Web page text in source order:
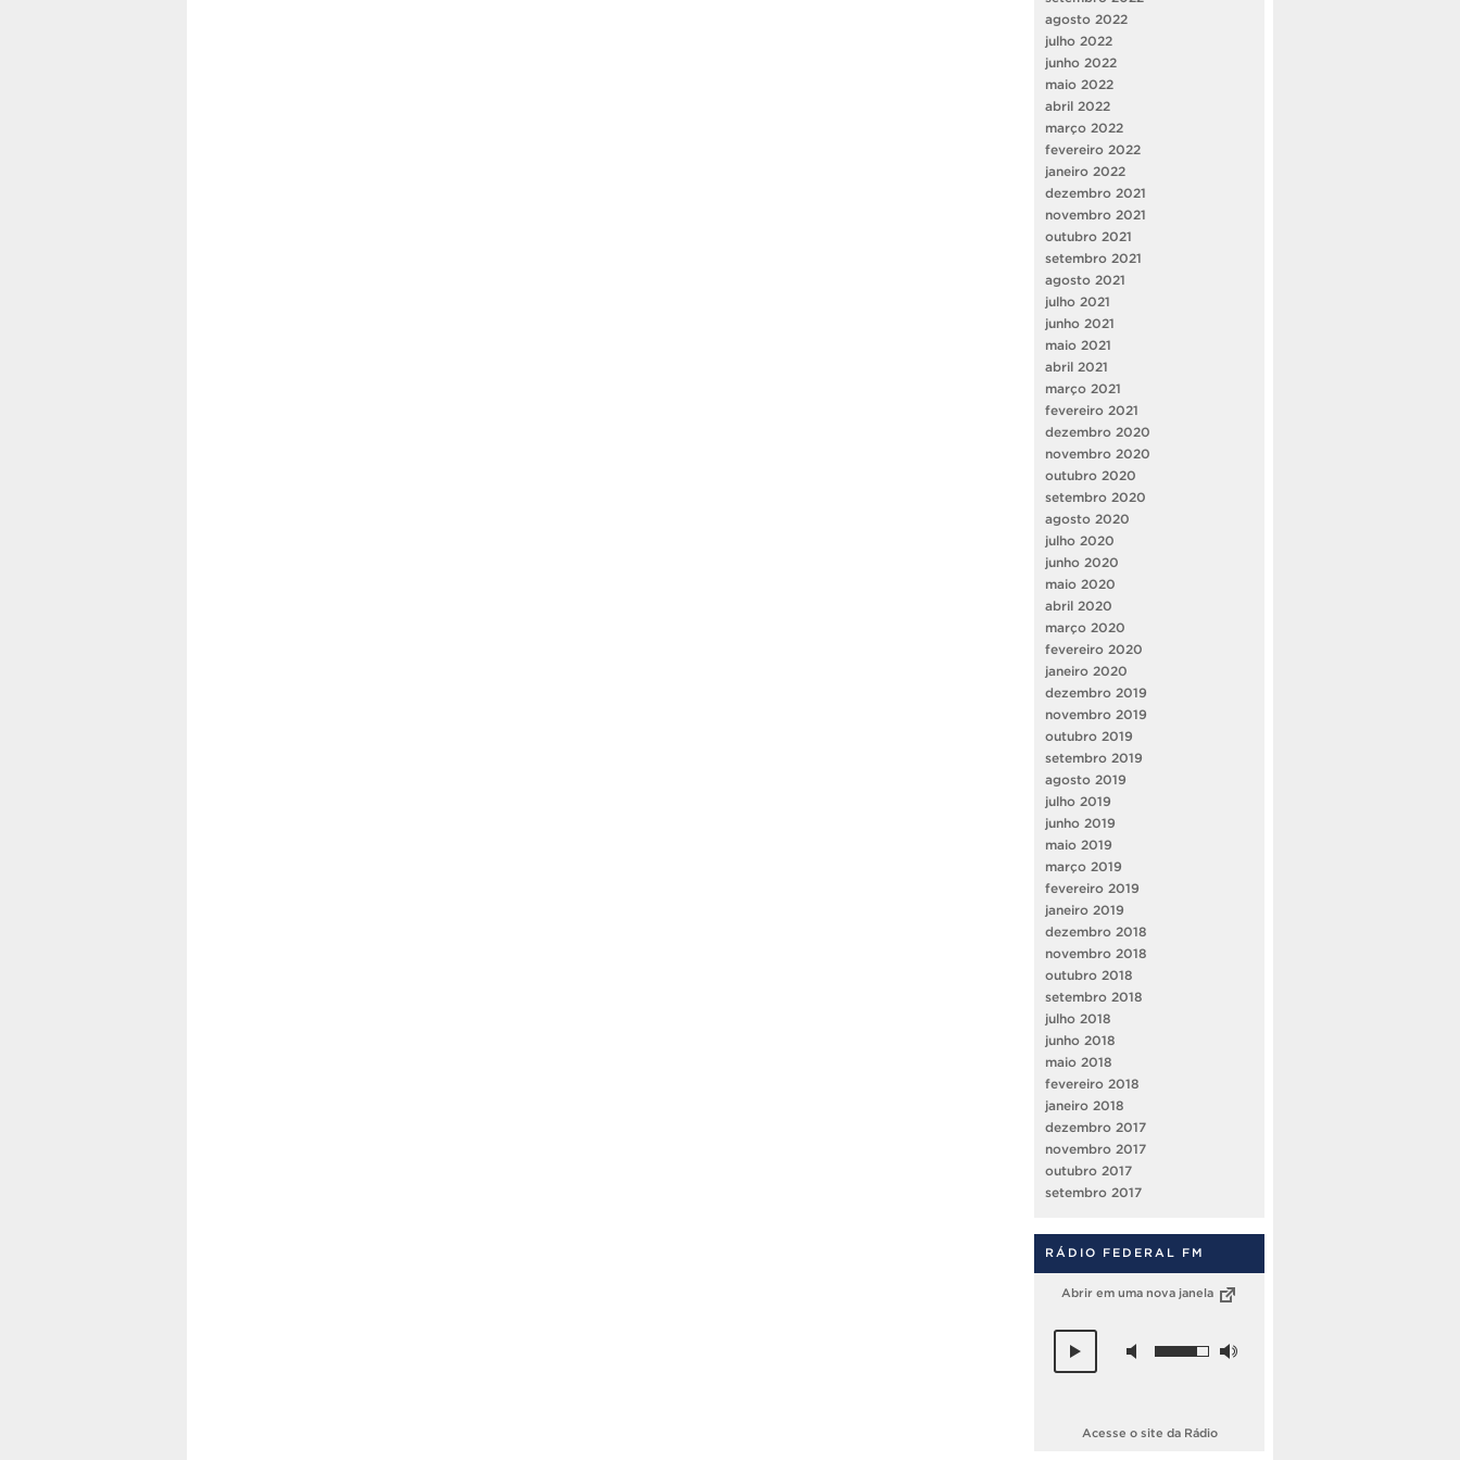
agosto 2022
julho 2022
junho 2022
maio 2022
abril 2022
março 2022
fevereiro 2022
janeiro 2022
dezembro 2021
novembro 2021
outubro 2021
setembro 2021
agosto 2021
julho 2021
junho 2021
maio 2021
abril 2021
março 2021
fevereiro 2021
dezembro 2020
novembro 2020
outubro 2020
setembro 2020
agosto 2020
julho 2020
junho 2020
maio 2020
abril 2020
março 2020
fevereiro 2020
janeiro 2020
dezembro 2019
novembro 2019
outubro 2019
setembro 2019
agosto 2019
julho 2019
junho 2019
maio 2019
março 2019
fevereiro 2019
janeiro 2019
dezembro 2018
novembro 2018
outubro 2018
setembro 2018
julho 2018
junho 2018
maio 2018
fevereiro 2018
janeiro 2018
dezembro 2017
novembro 2017
outubro 2017
setembro 2017
RÁDIO FEDERAL FM
Abrir em uma nova janela
Acesse o site da Rádio